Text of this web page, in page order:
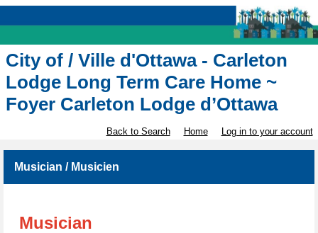
City of / Ville d'Ottawa - Carleton
Lodge Long Term Care Home ~
Foyer Carleton Lodge d’Ottawa
Back to Search Home Log in to your account
Musician / Musicien
Musician